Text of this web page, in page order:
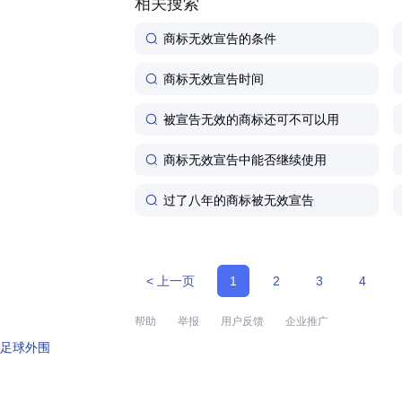
相关搜索
商标无效宣告的条件
商标无效宣告时间
被宣告无效的商标还可不可以用
商标无效宣告中能否继续使用
过了八年的商标被无效宣告
< 上一页 1 2 3 4
帮助 举报 用户反馈 企业推广
足球外围